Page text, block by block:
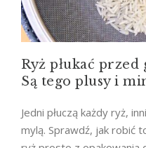
Ryż płukać
Są tego plusy i
Jedni płuczą każdy ryż,
mylą. Sprawdź, jak robić